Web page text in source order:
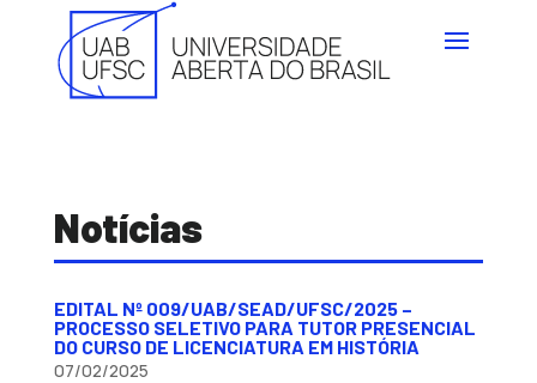
Notícias
EDITAL Nº 009/UAB/SEAD/UFSC/2025 –
PROCESSO SELETIVO PARA TUTOR PRESENCIAL
DO CURSO DE LICENCIATURA EM HISTÓRIA
07/02/2025